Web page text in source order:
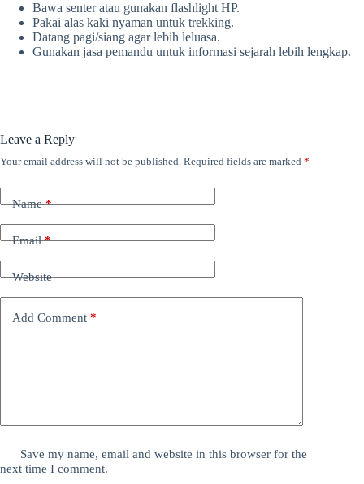
Bawa senter atau gunakan flashlight HP.
Pakai alas kaki nyaman untuk trekking.
Datang pagi/siang agar lebih leluasa.
Gunakan jasa pemandu untuk informasi sejarah lebih lengkap.
Leave a Reply
Your email address will not be published. Required fields are marked *
Name*
Email*
Website
Add Comment *
Save my name, email and website in this browser for the
next time I comment.